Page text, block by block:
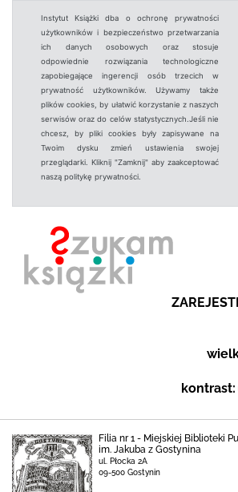
Instytut Książki dba o ochronę prywatności
użytkowników i bezpieczeństwo przetwarzania
ich danych osobowych oraz stosuje
odpowiednie rozwiązania technologiczne
zapobiegające ingerencji osób trzecich w
prywatność użytkowników. Używamy także
plików cookies, by ułatwić korzystanie z naszych
serwisów oraz do celów statystycznych.Jeśli nie
chcesz, by pliki cookies były zapisywane na
Twoim dysku zmień ustawienia swojej
przeglądarki. Kliknij "Zamknij" aby zaakceptować
naszą politykę prywatności.
kontrast:
Filia nr 1 - Miejskiej Biblioteki
im. Jakuba z Gostynina
ul. Płocka 2A
09-500 Gostynin